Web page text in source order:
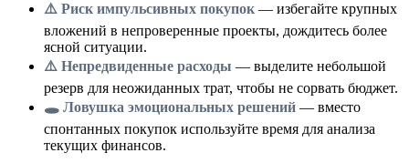
⚠️ Риск импульсивных покупок — избегайте крупных
вложений в непроверенные проекты, дождитесь более
ясной ситуации.
⚠️ Непредвиденные расходы — выделите небольшой
резерв для неожиданных трат, чтобы не сорвать бюджет.
🕳️ Ловушка эмоциональных решений — вместо
спонтанных покупок используйте время для анализа
текущих финансов.